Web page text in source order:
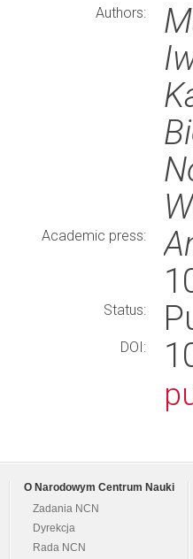
Authors:
Academic press:
Status:
DOI:
O Narodowym Centrum Nauki
Zadania NCN
Dyrekcja
Rada NCN